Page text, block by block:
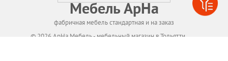
Мебель АрНа
фабричная мебель стандартная и на заказ
© 2026 АрНа Мебель - мебельный магазин в Тольятти